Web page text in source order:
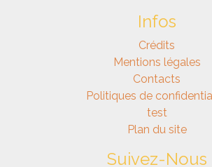
Infos
Crédits
Mentions légales
Contacts
Politiques de
test
Plan du site
Suivez-Nous